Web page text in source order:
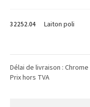
32252.04 Laiton poli
Délai de livraison :
Prix hors TVA